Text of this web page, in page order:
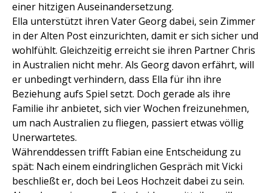
einer hitzigen Auseinandersetzung.
Ella unterstützt ihren Vater Georg dabei, sein Zimmer
in der Alten Post einzurichten, damit er sich sicher und
wohlfühlt. Gleichzeitig erreicht sie ihren Partner Chris
in Australien nicht mehr. Als Georg davon erfährt, will
er unbedingt verhindern, dass Ella für ihn ihre
Beziehung aufs Spiel setzt. Doch gerade als ihre
Familie ihr anbietet, sich vier Wochen freizunehmen,
um nach Australien zu fliegen, passiert etwas völlig
Unerwartetes.
Währenddessen trifft Fabian eine Entscheidung zu
spät: Nach einem eindringlichen Gespräch mit Vicki
beschließt er, doch bei Leos Hochzeit dabei zu sein.